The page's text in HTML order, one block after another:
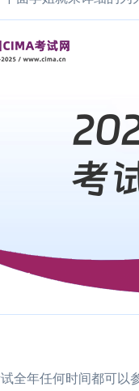
全年任何时间都可